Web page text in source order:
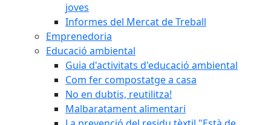
joves
Informes del Mercat de Treball
Emprenedoria
Educació ambiental
Guia d'activitats d'educació ambiental
Com fer compostatge a casa
No en dubtis, reutilitza!
Malbaratament alimentari